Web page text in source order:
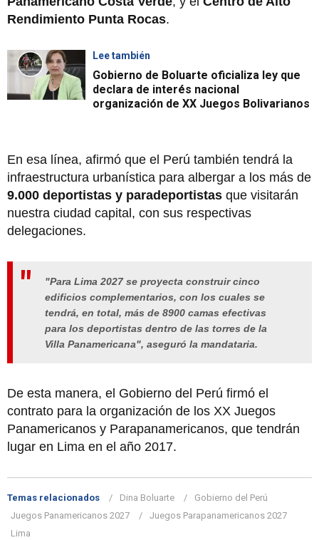
Rendimiento Punta Rocas.
Lee también
Gobierno de Boluarte oficializa ley que
declara de interés nacional
organización de XX Juegos Bolivarianos
En esa línea, afirmó que el Perú también tendrá la
infraestructura urbanística para albergar a los más de
9.000 deportistas y paradeportistas que visitarán
nuestra ciudad capital, con sus respectivas
delegaciones.
"Para Lima 2027 se proyecta construir cinco
edifi­cios complementarios, con los cuales se
tendrá, en total, más de 8900 camas efectivas
para los deportistas dentro de las torres de la
Villa Panamericana", aseguró la mandataria.
De esta manera, el Gobierno del Perú firmó el
contrato para la organización de los XX Juegos
Panamericanos y Parapanamericanos, que tendrán
lugar en Lima en el año 2017.
Temas relacionados Dina Boluarte
Gobierno del Perú
Juegos Panamericanos 2027
Juegos Parapanamericanos 2027
Lima